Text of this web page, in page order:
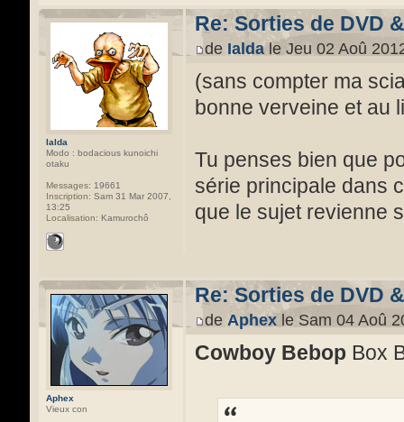
Ialda
Modo : bodacious kunoichi
otaku
Messages: 19661
Inscription: Sam 31 Mar 2007,
13:25
Localisation: Kamurochô
Re: Sorties de DVD
de Ialdale Jeu 02 Aoû
(sans compter ma
bonne verveine et au
Tu penses bien que
série principale dans
que le sujet revienne
Aphex
Vieux con
Re: Sorties de DVD
de Aphex le Sam 04 Aoû
Cowboy Bebop Box